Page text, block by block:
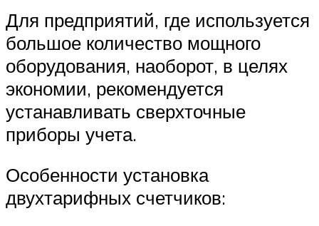
Для предприятий, где используется
большое количество мощного
оборудования, наоборот, в целях
экономии, рекомендуется
устанавливать сверхточные
приборы учета.
Особенности установка
двухтарифных счетчиков: